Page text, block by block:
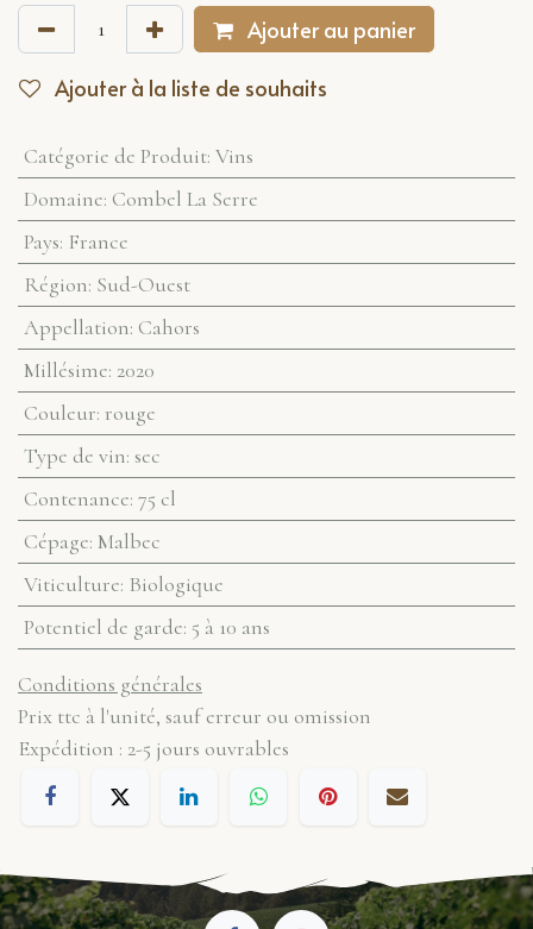
Ajouter au panier
Ajouter à la liste de souhaits
Catégorie de Produit: Vins
Domaine: Combel La Serre
Pays: France
Région: Sud-Ouest
Appellation: Cahors
Millésime: 2020
Couleur: rouge
Type de vin: sec
Contenance: 75 cl
Cépage: Malbec
Viticulture: Biologique
Potentiel de garde: 5 à 10 ans
Conditions générales
Prix ttc à l'unité, sauf erreur ou omission
Expédition : 2-5 jours ouvrables